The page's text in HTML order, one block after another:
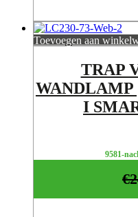
Toevoegen aan
TRAP
WANDLAMP
I
9581-
€